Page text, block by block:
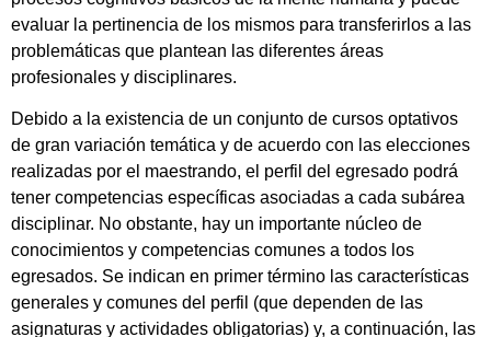
evaluar la pertinencia de los mismos para transferirlos a las
problemáticas que plantean las diferentes áreas
profesionales y disciplinares.
Debido a la existencia de un conjunto de cursos optativos
de gran variación temática y de acuerdo con las elecciones
realizadas por el maestrando, el perfil del egresado podrá
tener competencias específicas asociadas a cada subárea
disciplinar. No obstante, hay un importante núcleo de
conocimientos y competencias comunes a todos los
egresados. Se indican en primer término las características
generales y comunes del perfil (que dependen de las
asignaturas y actividades obligatorias) y, a continuación, las